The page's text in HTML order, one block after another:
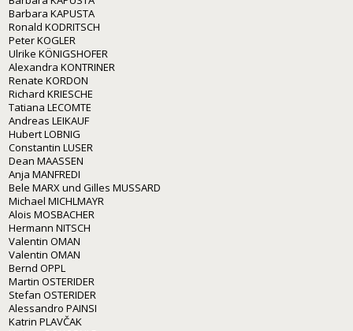
Barbara KAPUSTA
Ronald KODRITSCH
Peter KOGLER
Ulrike KÖNIGSHOFER
Alexandra KONTRINER
Renate KORDON
Richard KRIESCHE
Tatiana LECOMTE
Andreas LEIKAUF
Hubert LOBNIG
Constantin LUSER
Dean MAASSEN
Anja MANFREDI
Bele MARX und Gilles MUSSARD
Michael MICHLMAYR
Alois MOSBACHER
Hermann NITSCH
Valentin OMAN
Valentin OMAN
Bernd OPPL
Martin OSTERIDER
Stefan OSTERIDER
Alessandro PAINSI
Katrin PLAVČAK